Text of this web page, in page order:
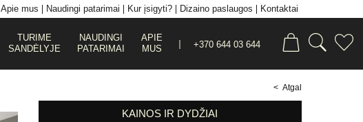
Apie mus Naudingi patarimai Kur įsigyti? Dizaino paslaugos Kontaktai
TURIME
SANDĖLYJE
NAUDINGI
PATARIMAI
APIE
MUS
+370 644 03 644
< Atgal
KAINOS IR DYDŽIAI